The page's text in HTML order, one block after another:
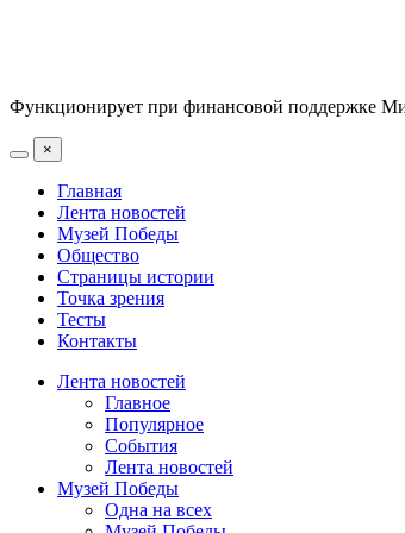
Функционирует при финансовой поддержке
×
Главная
Лента новостей
Музей Победы
Общество
Страницы истории
Точка зрения
Тесты
Контакты
Лента новостей
Главное
Популярное
События
Лента новостей
Музей Победы
Одна на всех